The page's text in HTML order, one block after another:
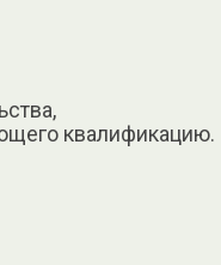
квалификацию.